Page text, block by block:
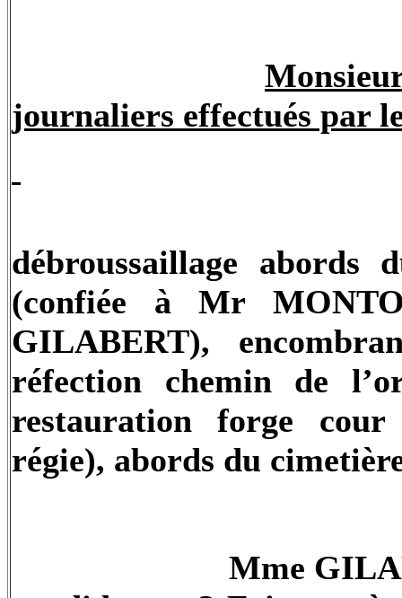
journaliers effectués par
débroussaillage
(confiée à Mr
GILABERT),
réfection chemin de
restauration forge
régie), abords du
Mme